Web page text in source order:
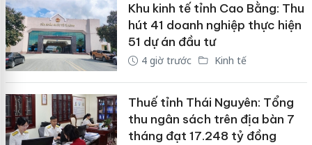
Khu kinh tế tỉnh Cao Bằng: Thu
hút 41 doanh nghiệp thực hiện
51 dự án đầu tư
4 giờ trước Kinh tế
Thuế tỉnh Thái Nguyên: Tổng
thu ngân sách trên địa bàn 7
tháng đạt 17.248 tỷ đồng